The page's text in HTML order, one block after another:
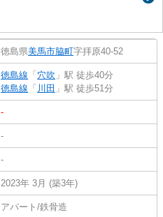
徳島県美馬市脇町字拝原40-52
徳島線 「 穴吹 」駅 徒歩40分
徳島線 「 川田 」駅 徒歩51分
-
-
-
2023年 3月 (築3年)
アパート/鉄骨造